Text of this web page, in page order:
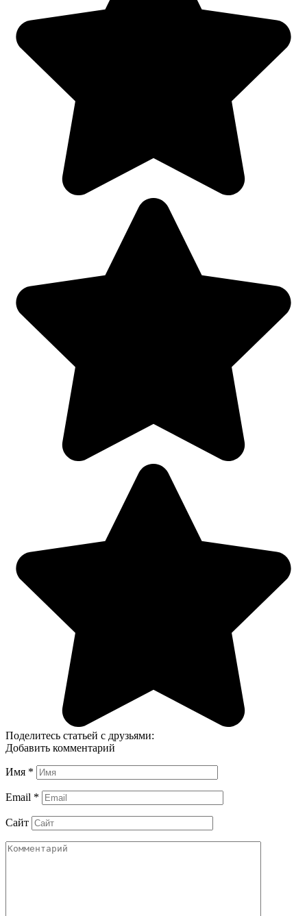
Поделитесь статьей с друзьями:
Добавить комментарий
Имя *
Email *
Сайт